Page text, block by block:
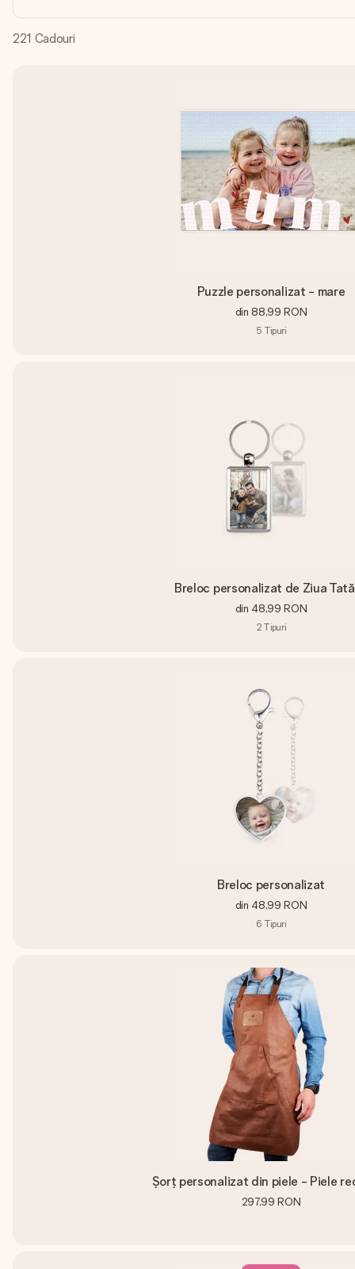
221 Cadouri
Puzzle personalizat - mare
din 88,99 RON
5 Tipuri
Breloc personalizat de Ziua
din 48,99 RON
2 Tipuri
Breloc personalizat
din 48,99 RON
6 Tipuri
Șorț personalizat din piele - Piele
297,99 RON